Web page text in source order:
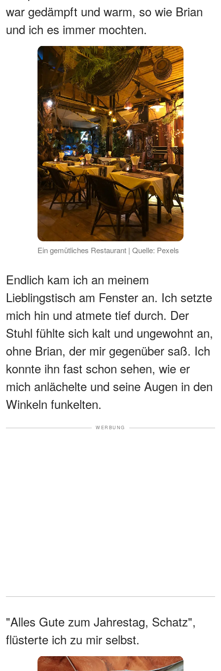
war gedämpft und warm, so wie Brian
und ich es immer mochten.
Ein gemütliches Restaurant | Quelle: Pexels
Endlich kam ich an meinem
Lieblingstisch am Fenster an. Ich setzte
mich hin und atmete tief durch. Der
Stuhl fühlte sich kalt und ungewohnt an,
ohne Brian, der mir gegenüber saß. Ich
konnte ihn fast schon sehen, wie er
mich anlächelte und seine Augen in den
Winkeln funkelten.
WERBUNG
"Alles Gute zum Jahrestag, Schatz",
flüsterte ich zu mir selbst.